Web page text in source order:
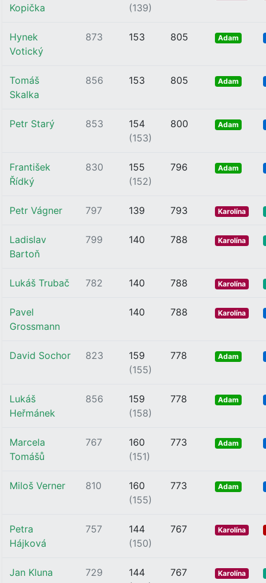
Kopička
(139)
Hynek
Votický
873 153 805 Adam
Tomáš
Skalka
856 153 805 Adam
Petr Starý 853
154
(153)
800 Adam
František
Řídký
830
155
(152)
796 Adam
Petr Vágner 797 139 793 Karolína
Ladislav
Bartoň
799 140 788 Karolína
Lukáš Trubač 782 140 788 Karolína
Pavel
Grossmann
140 788 Karolína
David Sochor 823
159
(155)
778 Adam
Lukáš
Heřmánek
856
159
(158)
778 Adam
Marcela
Tomášů
767
160
(151)
773 Adam
Miloš Verner 810
160
(155)
773 Adam
Petra
Hájková
757
144
(150)
767 Karolína
Jan Kluna 729
144
767 Karolína